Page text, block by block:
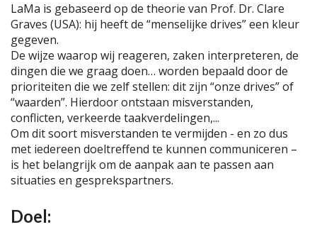
LaMa is gebaseerd op de theorie van Prof. Dr. Clare
Graves (USA): hij heeft de “menselijke drives” een kleur
gegeven.
De wijze waarop wij reageren, zaken interpreteren, de
dingen die we graag doen… worden bepaald door de
prioriteiten die we zelf stellen: dit zijn “onze drives” of
“waarden”. Hierdoor ontstaan misverstanden,
conflicten, verkeerde taakverdelingen,...
Om dit soort misverstanden te vermijden - en zo dus
met iedereen doeltreffend te kunnen communiceren –
is het belangrijk om de aanpak aan te passen aan
situaties en gesprekspartners.
Doel: